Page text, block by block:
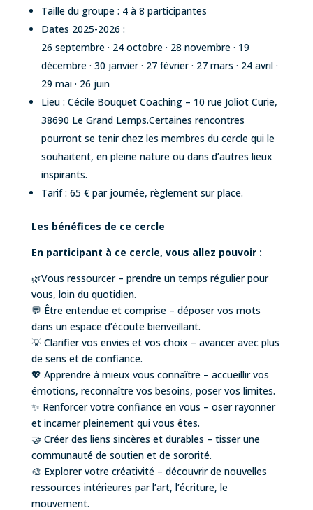
Taille du groupe : 4 à 8 participantes
Dates 2025-2026 :
26 septembre · 24 octobre · 28 novembre · 19
décembre · 30 janvier · 27 février · 27 mars · 24 avril ·
29 mai · 26 juin
Lieu : Cécile Bouquet Coaching – 10 rue Joliot Curie,
38690 Le Grand Lemps.Certaines rencontres
pourront se tenir chez les membres du cercle qui le
souhaitent, en pleine nature ou dans d’autres lieux
inspirants.
Tarif : 65 € par journée, règlement sur place.
Les bénéfices de ce cercle
En participant à ce cercle, vous allez pouvoir :
🌿Vous ressourcer – prendre un temps régulier pour
vous, loin du quotidien.
💬 Être entendue et comprise – déposer vos mots
dans un espace d’écoute bienveillant.
💡 Clarifier vos envies et vos choix – avancer avec plus
de sens et de confiance.
💖 Apprendre à mieux vous connaître – accueillir vos
émotions, reconnaître vos besoins, poser vos limites.
✨ Renforcer votre confiance en vous – oser rayonner
et incarner pleinement qui vous êtes.
🤝 Créer des liens sincères et durables – tisser une
communauté de soutien et de sororité.
🎨 Explorer votre créativité – découvrir de nouvelles
ressources intérieures par l’art, l’écriture, le
mouvement.